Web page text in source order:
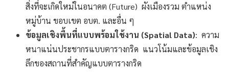
สิ่งที่จะเกิดใหม่ในอนาคต (Future) ผังเมืองรวม ตำแหน่ง
หมู่บ้าน ขอบเขต อบต. และอื่น ๆ
ข้อมูลเชิงพื้นที่แบบพร้อมใช้งาน (Spatial Data): ความ
หนาแน่นประชากรแบบตารางกริด แนวโน้มและข้อมูลเชิง
ลึกของสถานที่สำคัญแบบตารางกริด